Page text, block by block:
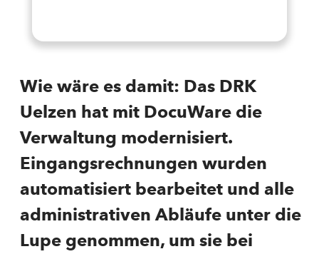
Wie wäre es damit: Das DRK
Uelzen hat mit DocuWare die
Verwaltung modernisiert.
Eingangsrechnungen wurden
automatisiert bearbeitet und alle
administrativen Abläufe unter die
Lupe genommen, um sie bei